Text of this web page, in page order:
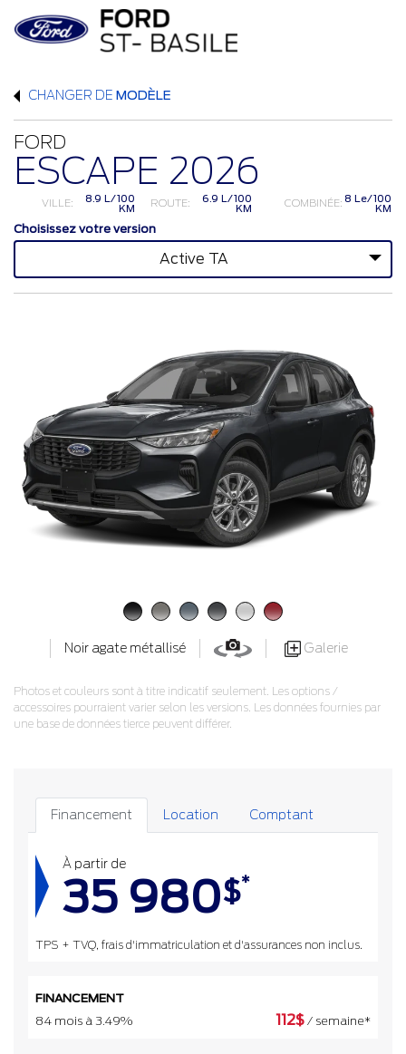
CHANGER DE MODÈLE
FORD
ESCAPE 2026
VILLE: 8.9 L/100
KM ROUTE: 6.9 L/100
KM COMBINÉE: 8 Le/100
KM
Choisissez votre version
Active TA
Noir agate métallisé Galerie
Photos et couleurs sont à titre indicatif seulement. Les options /
accessoires pourraient varier selon les versions. Les données fournies par
une base de données tierce peuvent différer.
Financement Location Comptant
À partir de
35 980$*
TPS + TVQ, frais d'immatriculation et d'assurances non inclus.
FINANCEMENT
84 mois à 3.49%
112$ / semaine*